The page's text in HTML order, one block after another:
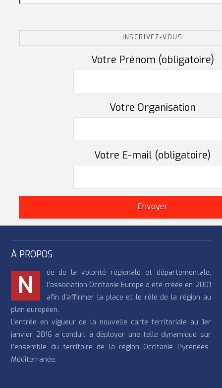
INSCRIVEZ-VOUS
Votre Prénom (obligatoire)
Votre Organisation
Votre E-mail (obligatoire)
À PROPOS
N
ée de la volonté régionale et départementale,
l’association Occitanie Europe a été créée en 2001
afin d’affirmer la place et le rôle de la région au
plan européen.
L’entrée en vigueur de la nouvelle carte territoriale au 1er
janvier 2016 a conduit à déployer une telle dynamique sur
l’ensemble du territoire de la région Occitanie Pyrénées-
Méditerranée.